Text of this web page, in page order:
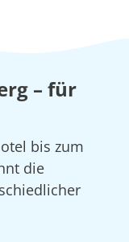
– für
bis zum
die